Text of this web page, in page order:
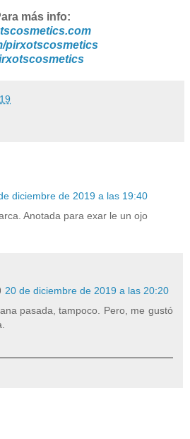
más info:
pirxotscosmetics
diciembre de 2019 a las 19:40
Anotada para exar le un ojo
20 de diciembre de 2019 a las 20:20
pasada, tampoco. Pero, me gustó